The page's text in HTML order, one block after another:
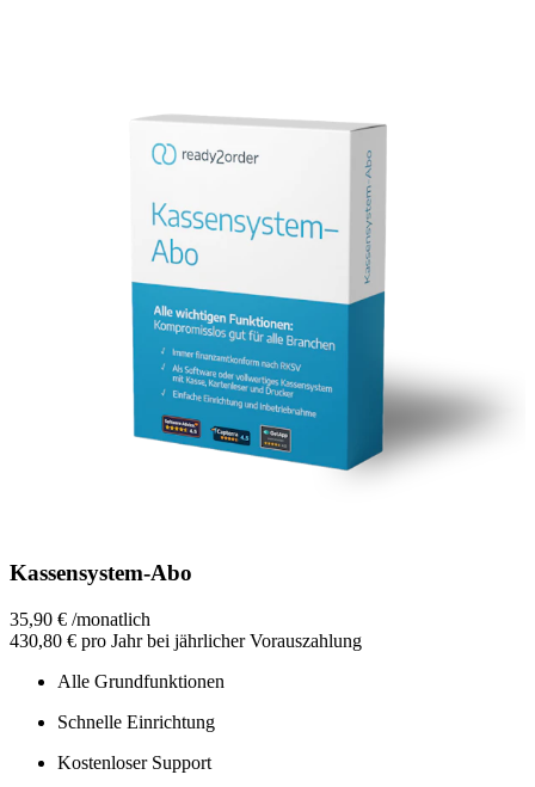
Kassensystem-Abo
35,90 € /monatlich
430,80 € pro Jahr bei jährlicher Vorauszahlung
Alle Grundfunktionen
Schnelle Einrichtung
Kostenloser Support